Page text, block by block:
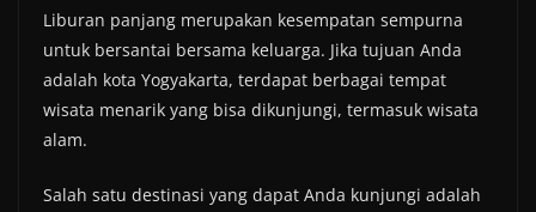
Liburan panjang merupakan kesempatan sempurna
untuk bersantai bersama keluarga. Jika tujuan Anda
adalah kota Yogyakarta, terdapat berbagai tempat
wisata menarik yang bisa dikunjungi, termasuk wisata
alam.
Salah satu destinasi yang dapat Anda kunjungi adalah